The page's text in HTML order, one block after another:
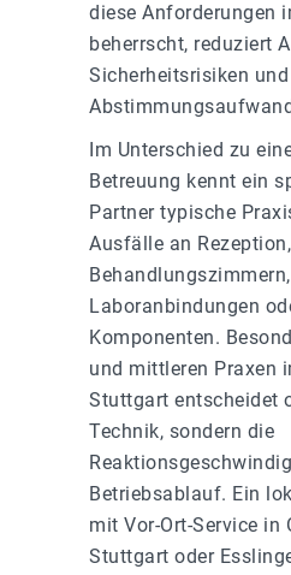
diese Anforderungen
beherrscht, reduziert
Sicherheitsrisiken und
Im Unterschied zu
Betreuung kennt ein
Partner typische
Ausfälle an Rezeption,
Behandlungszimmern,
Laboranbindungen
Komponenten.
und mittleren Praxen
Stuttgart entscheidet
Technik, sondern die
Betriebsablauf. Ein
mit Vor-Ort-Service in
Stuttgart oder